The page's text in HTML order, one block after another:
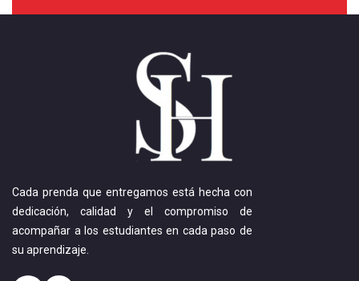
Cada prenda que entregamos está hecha con
dedicación, calidad y el compromiso de
acompañar a los estudiantes en cada paso de
su aprendizaje.